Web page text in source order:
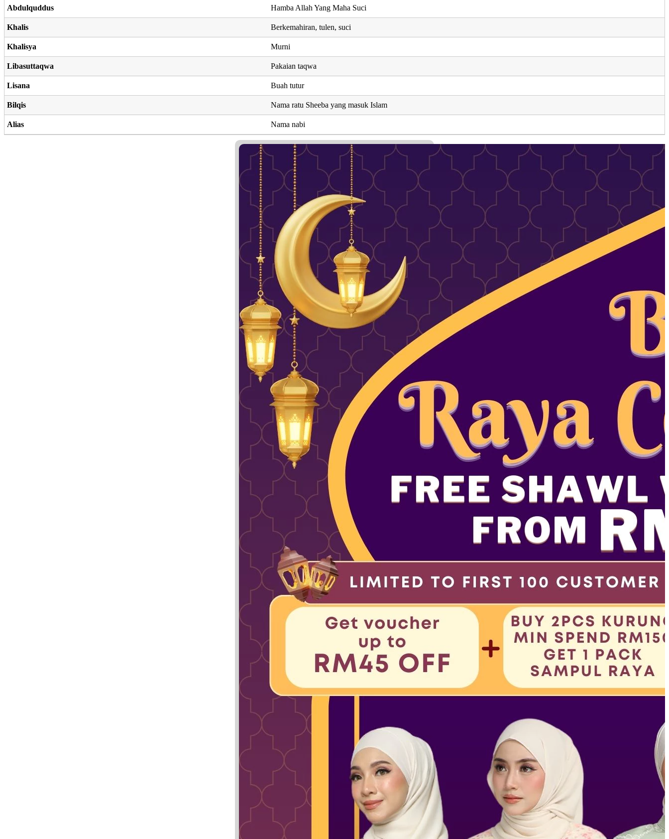
Abdulquddus Hamba Allah Yang Maha Suci
Khalis Berkemahiran, tulen, suci
Khalisya Murni
Libasuttaqwa Pakaian taqwa
Lisana Buah tutur
Bilqis Nama ratu Sheeba yang masuk Islam
Alias Nama nabi